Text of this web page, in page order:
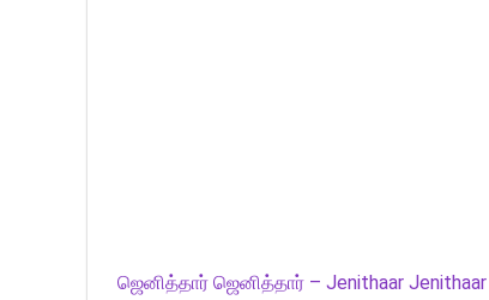
ஜெனித்தார் ஜெனித்தார் – Jenithaar Jenithaar